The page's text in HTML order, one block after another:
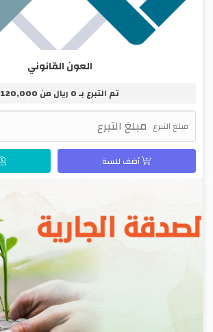
العون القانوني
تم التبرع بـ0 ريال من 120,000
مبلغ التبرع
أضف للسة